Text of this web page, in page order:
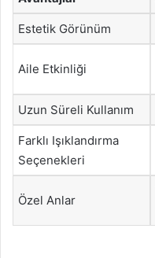
Estetik Görünüm
Aile Etkinliği
Uzun Süreli Kullanım
Farklı Işıklandırma
Seçenekleri
Özel Anlar